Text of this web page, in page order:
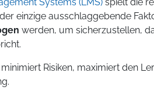
einzige ausschlaggebende
werden, um sicherzustellen,
Risiken, maximiert den